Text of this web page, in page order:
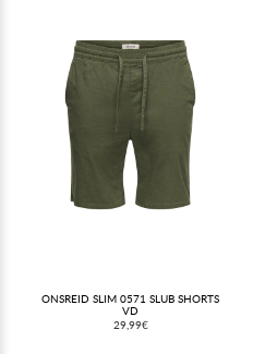
ONSREID SLIM 0571 SLUB SHORTS
VD
29,99€